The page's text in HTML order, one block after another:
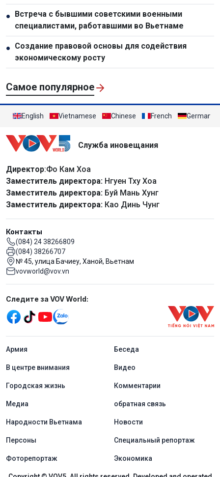
обновить планирование и организационную работу
по развитию инфраструктуры
● Встреча с бывшими советскими военными
специалистами, работавшими во Вьетнаме
● Создание правовой основы для содействия
экономическому росту
Самое популярное
English Vietnamese Chinese French German
Служба иновещания
Директор:Фо Кам Хоа
Заместитель директора: Нгуен Тху Хоа
Заместитель директора: Буй Мань Хунг
Заместитель директора: Као Динь Чунг
Контакты
(084) 24 38266809
(084) 38266707
№ 45, улица Бачиеу, Ханой, Вьетнам
vovworld@vov.vn
Mạng xã hội
Следите за VOV World:
menu footer tiếng Nga
Aрмия Беседа
В центре внимания Видео
Городская жизнь Комментарии
Медиа обратная связь
Народности Вьетнама Новости
Персоны Специальный репортаж
Фоторепортаж Экономика